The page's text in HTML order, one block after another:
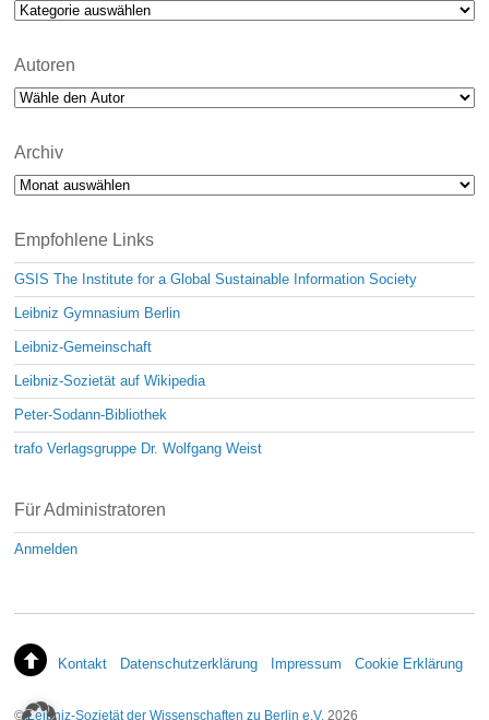
Kategorien
Autoren
Archiv
Archiv
Empfohlene Links
GSIS The Institute for a Global Sustainable Information Society
Leibniz Gymnasium Berlin
Leibniz-Gemeinschaft
Leibniz-Sozietät auf Wikipedia
Peter-Sodann-Bibliothek
trafo Verlagsgruppe Dr. Wolfgang Weist
Für Administratoren
Anmelden
Kontakt Datenschutzerklärung Impressum Cookie Erklärung
©Leibniz-Sozietät der Wissenschaften zu Berlin e.V. 2026